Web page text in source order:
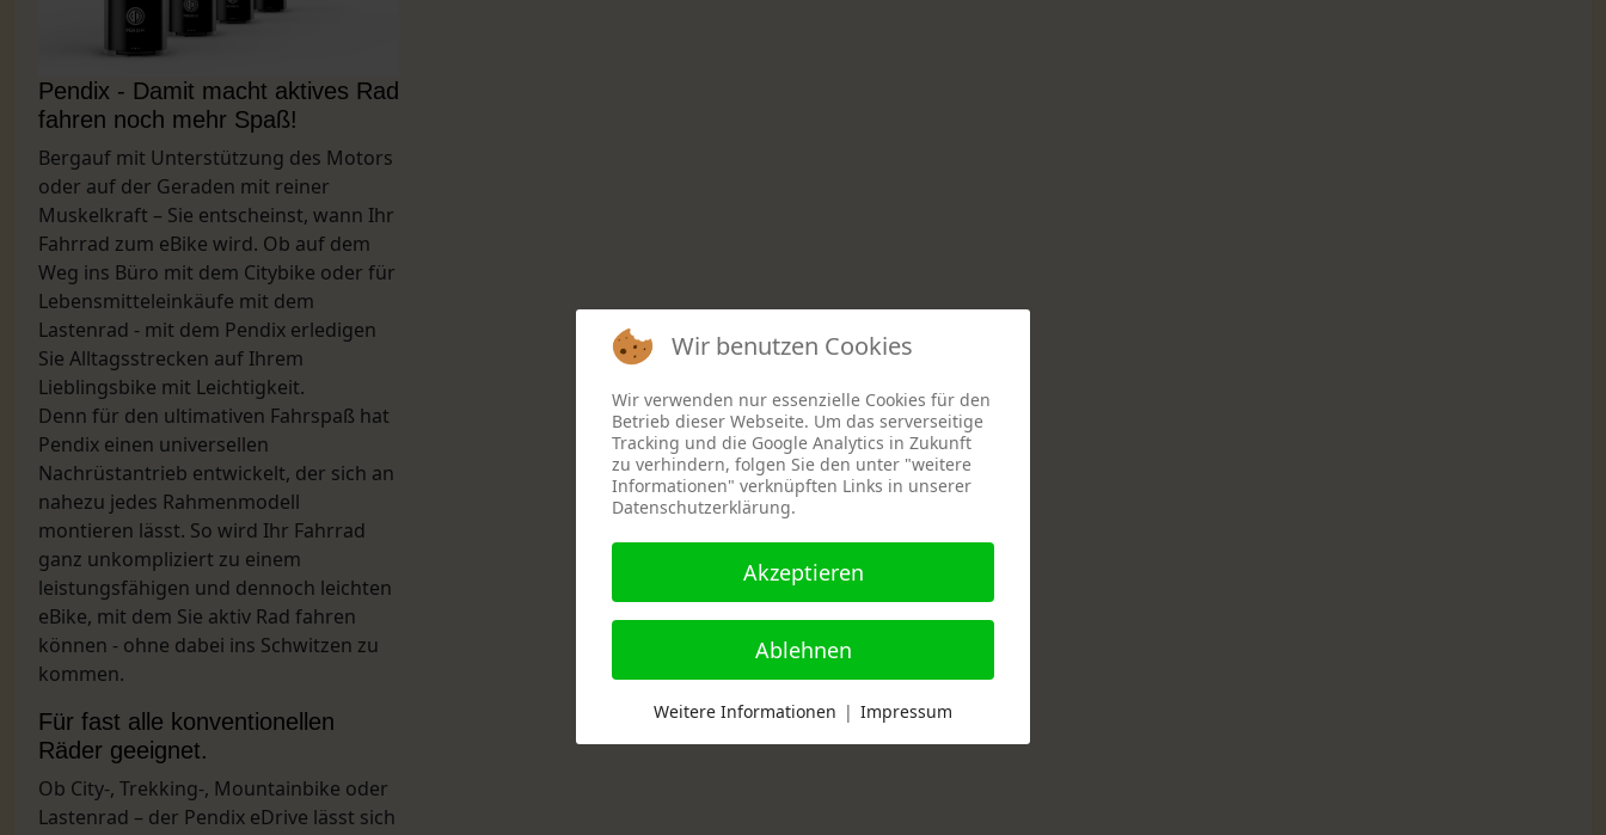
Pendix - Damit macht aktives Rad
fahren noch mehr Spaß!
Bergauf mit Unterstützung des Motors
oder auf der Geraden mit reiner
Muskelkraft – Sie entscheinst, wann Ihr
Fahrrad zum eBike wird. Ob auf dem
Weg ins Büro mit dem Citybike oder für
Lebensmitteleinkäufe mit dem
Lastenrad - mit dem Pendix erledigen
Sie Alltagsstrecken auf Ihrem
Lieblingsbike mit Leichtigkeit.
Denn für den ultimativen Fahrspaß hat
Pendix einen universellen
Nachrüstantrieb entwickelt, der sich an
nahezu jedes Rahmenmodell
montieren lässt. So wird Ihr Fahrrad
ganz unkompliziert zu einem
leistungsfähigen und dennoch leichten
eBike, mit dem Sie aktiv Rad fahren
können - ohne dabei ins Schwitzen zu
kommen.
Für fast alle konventionellen
Räder geeignet.
Ob City-, Trekking-, Mountainbike oder
Lastenrad – der Pendix eDrive lässt sich
Wir benutzen Cookies
Wir verwenden nur essenzielle Cookies für den
Betrieb dieser Webseite. Um das serverseitige
Tracking und die Google Analytics in Zukunft
zu verhindern, folgen Sie den unter "weitere
Informationen" verknüpften Links in unserer
Datenschutzerklärung.
Akzeptieren
Ablehnen
Weitere Informationen | Impressum